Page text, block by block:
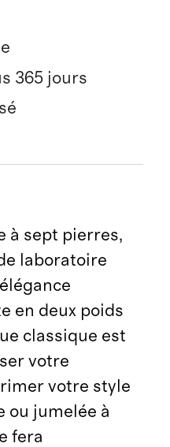
365 jours
à sept pierres,
laboratoire
en deux poids
classique est
votre
votre style
ou jumelée à
fera